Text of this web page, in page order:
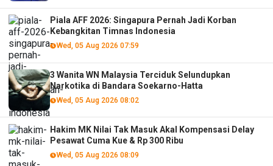
Piala AFF 2026: Singapura Pernah Jadi Korban
Kebangkitan Timnas Indonesia
Wed, 05 Aug 2026 07:59
3 Wanita WN Malaysia Terciduk Selundupkan
Narkotika di Bandara Soekarno-Hatta
Wed, 05 Aug 2026 08:02
Hakim MK Nilai Tak Masuk Akal Kompensasi Delay
Pesawat Cuma Kue & Rp 300 Ribu
Wed, 05 Aug 2026 08:09